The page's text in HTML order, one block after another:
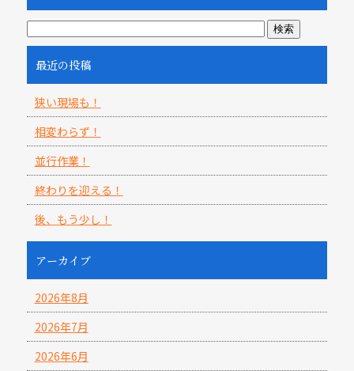
最近の投稿
狭い現場も！
相変わらず！
並行作業！
終わりを迎える！
後、もう少し！
アーカイブ
2026年8月
2026年7月
2026年6月